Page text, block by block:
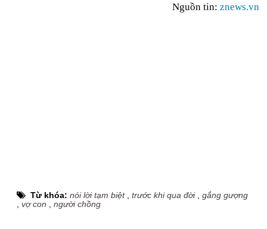
Nguồn tin: znews.vn
Từ khóa:nói lời tạm biệt,trước khi qua đời,gắng gượng
,vợ con ,người chồng